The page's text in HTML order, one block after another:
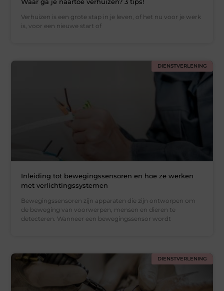
Verhuizen is een grote stap in je leven, of het nu voor je werk
is, voor een nieuwe start of
DIENSTVERLENING
Inleiding tot bewegingssensoren en hoe ze werken
met verlichtingssystemen
Bewegingssensoren zijn apparaten die zijn ontworpen om
de beweging van voorwerpen, mensen en dieren te
detecteren. Wanneer een bewegingssensor wordt
DIENSTVERLENING